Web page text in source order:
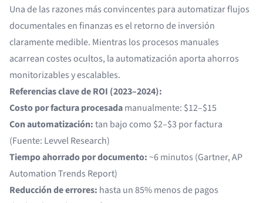
Una de las razones más convincentes para automatizar flujos
documentales en finanzas es el retorno de inversión
claramente medible. Mientras los procesos manuales
acarrean costes ocultos, la automatización aporta ahorros
monitorizables y escalables.
Referencias clave de ROI (2023–2024):
Costo por factura procesadamanualmente: $12–$15
Con automatización:tan bajo como $2–$3 por factura
(Fuente: Levvel Research)
Tiempo ahorrado por documento: ~6 minutos (Gartner, AP
Automation Trends Report)
Reducción de errores: hasta un 85% menos de pagos